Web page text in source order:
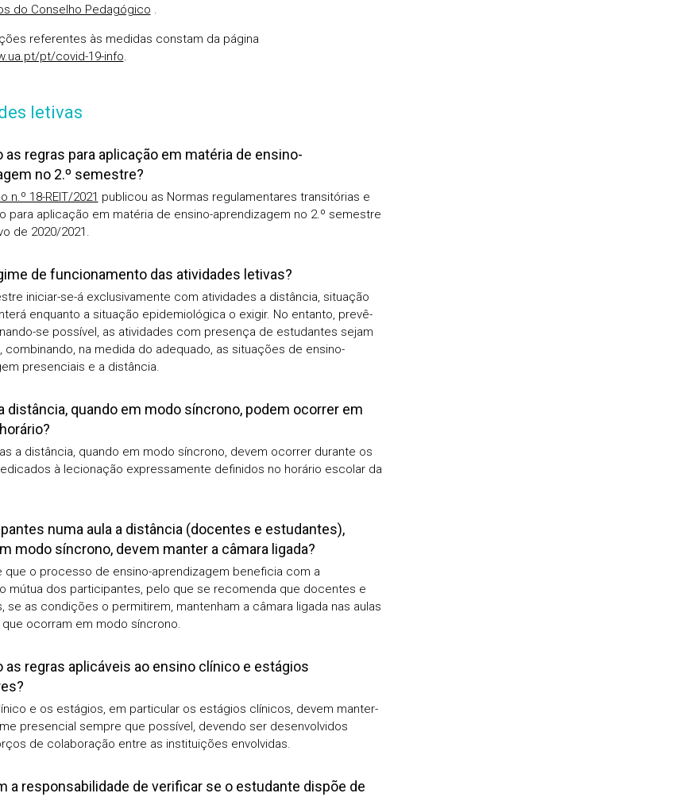
do Conselho Pedagógico .
referentes às medidas constam da página
pt/covid-19-info.
letivas
as regras para aplicação em matéria de ensino-
no 2.º semestre?
n.º 18-REIT/2021 publicou as Normas regulamentares transitórias e
para aplicação em matéria de ensino-aprendizagem no 2.º semestre
de 2020/2021.
de funcionamento das atividades letivas?
iniciar-se-á exclusivamente com atividades a distância, situação
enquanto a situação epidemiológica o exigir. No entanto, prevê-
se possível, as atividades com presença de estudantes sejam
combinando, na medida do adequado, as situações de ensino-
presenciais e a distância.
distância, quando em modo síncrono, podem ocorrer em
a distância, quando em modo síncrono, devem ocorrer durante os
à lecionação expressamente definidos no horário escolar da
numa aula a distância (docentes e estudantes),
modo síncrono, devem manter a câmara ligada?
que o processo de ensino-aprendizagem beneficia com a
mútua dos participantes, pelo que se recomenda que docentes e
se as condições o permitirem, mantenham a câmara ligada nas aulas
que ocorram em modo síncrono.
as regras aplicáveis ao ensino clínico e estágios
e os estágios, em particular os estágios clínicos, devem manter-
presencial sempre que possível, devendo ser desenvolvidos
de colaboração entre as instituições envolvidas.
a responsabilidade de verificar se o estudante dispõe de